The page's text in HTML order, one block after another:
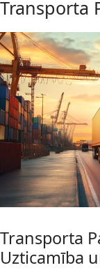
Transporta
Transporta
Uzticamība